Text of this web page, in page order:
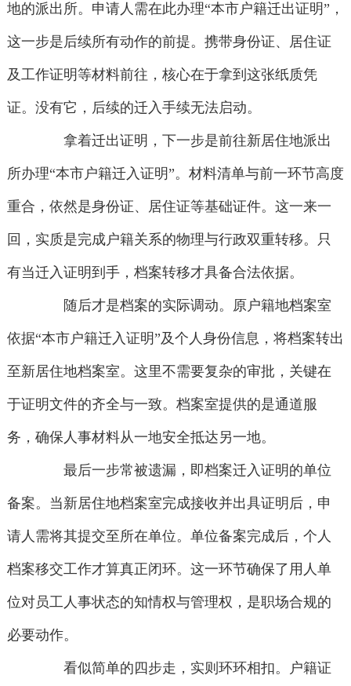
地的派出所。申请人需在此办理“本市户籍迁出证明”，
这一步是后续所有动作的前提。携带身份证、居住证
及工作证明等材料前往，核心在于拿到这张纸质凭
证。没有它，后续的迁入手续无法启动。
拿着迁出证明，下一步是前往新居住地派出
所办理“本市户籍迁入证明”。材料清单与前一环节高度
重合，依然是身份证、居住证等基础证件。这一来一
回，实质是完成户籍关系的物理与行政双重转移。只
有当迁入证明到手，档案转移才具备合法依据。
随后才是档案的实际调动。原户籍地档案室
依据“本市户籍迁入证明”及个人身份信息，将档案转出
至新居住地档案室。这里不需要复杂的审批，关键在
于证明文件的齐全与一致。档案室提供的是通道服
务，确保人事材料从一地安全抵达另一地。
最后一步常被遗漏，即档案迁入证明的单位
备案。当新居住地档案室完成接收并出具证明后，申
请人需将其提交至所在单位。单位备案完成后，个人
档案移交工作才算真正闭环。这一环节确保了用人单
位对员工人事状态的知情权与管理权，是职场合规的
必要动作。
看似简单的四步走，实则环环相扣。户籍证